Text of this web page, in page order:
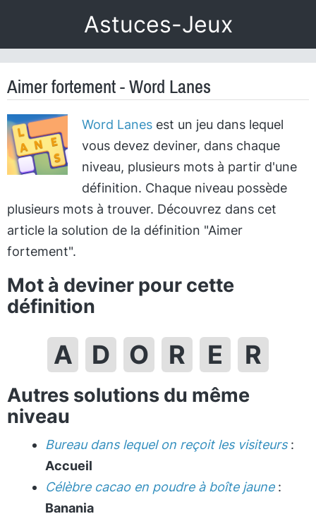
Astuces-Jeux
Aimer fortement - Word Lanes
Word Lanesest un jeu dans lequel
vous devez deviner, dans chaque
niveau, plusieurs mots à partir d'une
définition. Chaque niveau possède
plusieurs mots à trouver. Découvrez dans cet
article la solution de la définition "Aimer
fortement".
Mot à deviner pour cette
définition
A D O R E R
Autres solutions du même
niveau
Bureau dans lequel on reçoit les visiteurs:
Accueil
Célèbre cacao en poudre à boîte jaune:
Banania